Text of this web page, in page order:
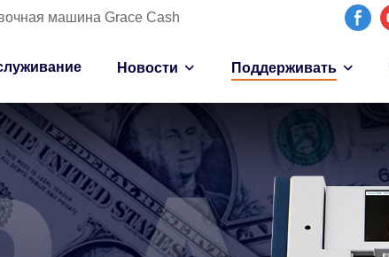
машина Grace Cash
Новости Поддерживать